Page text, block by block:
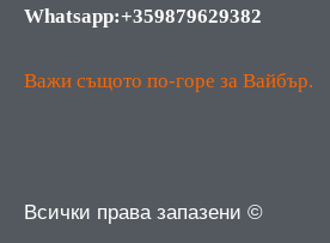
Whatsapp:+359879629382
Важи същото по-горе за Вайбър.
Всички права запазени ©